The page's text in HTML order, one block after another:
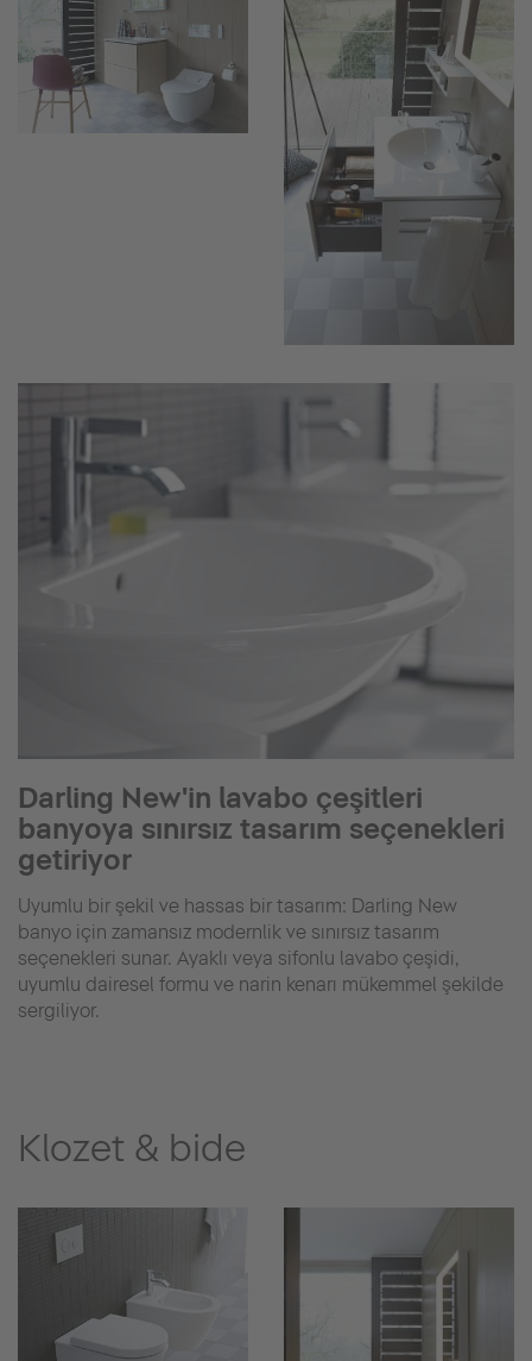
Darling New'in lavabo çeşitleri
banyoya sınırsız tasarım seçenekleri
getiriyor
Uyumlu bir şekil ve hassas bir tasarım: Darling New
banyo için zamansız modernlik ve sınırsız tasarım
seçenekleri sunar. Ayaklı veya sifonlu lavabo çeşidi,
uyumlu dairesel formu ve narin kenarı mükemmel şekilde
sergiliyor.
Klozet & bide